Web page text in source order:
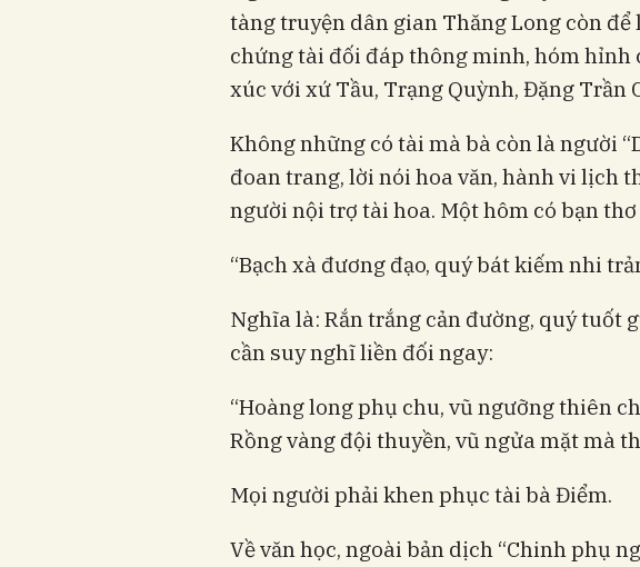
tàng truyện dân gian Thăng Long còn
chứng tài đối đáp thông minh, hóm hỉnh
xúc với xứ Tầu, Trạng Quỳnh, Đặng Trần
Không những có tài mà bà còn là người
đoan trang, lời nói hoa văn, hành vi lịch
người nội trợ tài hoa. Một hôm có bạn
“Bạch xà đương đạo, quý bát kiếm nhi
Nghĩa là: Rắn trắng cản đường, quý tuốt
cần suy nghĩ liền đối ngay:
“Hoàng long phụ chu, vũ ngưỡng thiên
Rồng vàng đội thuyền, vũ ngửa mặt mà
Mọi người phải khen phục tài bà Điểm.
Về văn học, ngoài bản dịch “Chinh phụ